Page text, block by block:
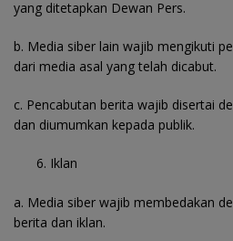
yang ditetapkan Dewan Pers.
b. Media siber lain wajib mengikuti
dari media asal yang telah dicabut.
c. Pencabutan berita wajib disertai
dan diumumkan kepada publik.
Iklan
a. Media siber wajib membedakan
berita dan iklan.